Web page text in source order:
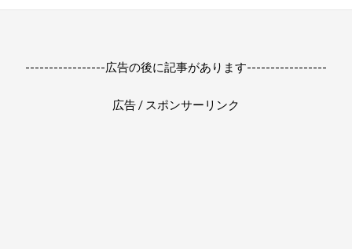
-----------------広告の後に記事があります-----------------
広告 / スポンサーリンク